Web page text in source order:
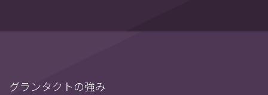
グランタクトの強み